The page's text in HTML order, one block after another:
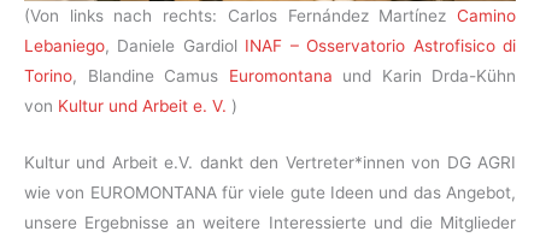
(Von links nach rechts: Carlos Fernández Martínez Camino
Lebaniego, Daniele Gardiol INAF – Osservatorio Astrofisico di
Torino, Blandine Camus Euromontana und Karin Drda-Kühn
von Kultur und Arbeit e. V. )
Kultur und Arbeit e.V. dankt den Vertreter*innen von DG AGRI
wie von EUROMONTANA für viele gute Ideen und das Angebot,
unsere Ergebnisse an weitere Interessierte und die Mitglieder